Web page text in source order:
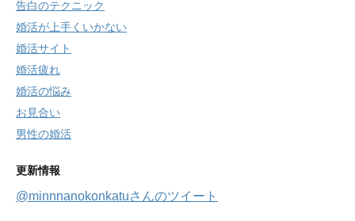
告白のテクニック
婚活が上手くいかない
婚活サイト
婚活疲れ
婚活の悩み
お見合い
男性の婚活
更新情報
@minnnanokonkatuさんのツイート